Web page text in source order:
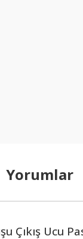
Yorumlar
Çıkış Ucu